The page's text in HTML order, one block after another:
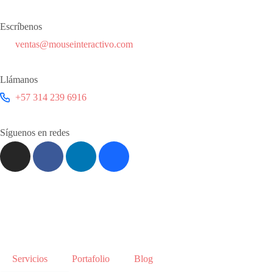
Escríbenos
ventas@mouseinteractivo.com
Llámanos
+57 314 239 6916
Síguenos en redes
Servicios Portafolio Blog